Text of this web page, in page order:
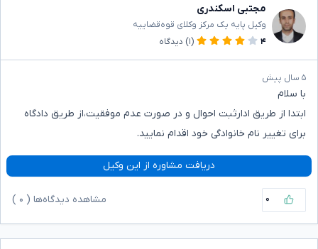
مجتبی اسکندری
وکیل پایه یک مرکز وکلای قوه‌قضاییه
۴
(۱) دیدگاه
۵ سال پیش
با سلام
ابتدا از طریق ادارثبت احوال و در صورت عدم موفقیت،از طریق دادگاه
برای تغییر نام خانوادگی خود اقدام نمایید.
دریافت مشاوره از این وکیل
۰ مشاهده دیدگاه‌ها ( ۰